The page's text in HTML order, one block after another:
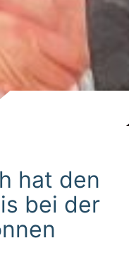
hat den
bei der